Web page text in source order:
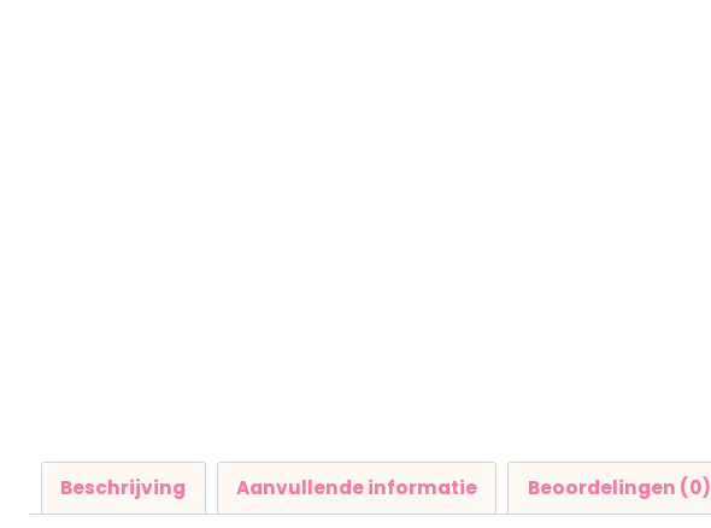
Beschrijving Aanvullende informatie Beoordelingen (0)